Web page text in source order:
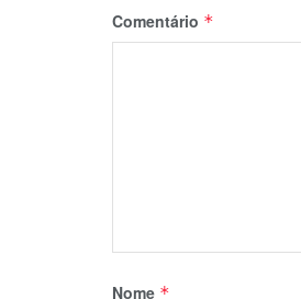
Comentário *
Nome *